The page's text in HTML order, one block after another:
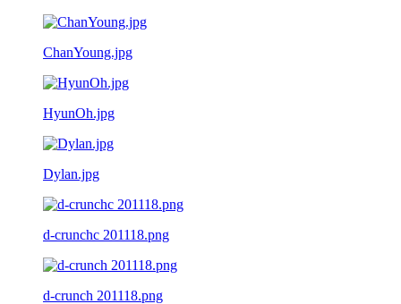
ChanYoung.jpg
HyunOh.jpg
Dylan.jpg
d-crunchc 201118.png
d-crunch 201118.png